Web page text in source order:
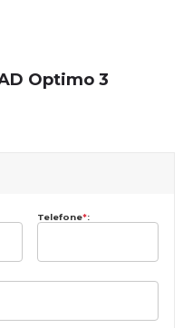
Optimo 3
Telefone*: